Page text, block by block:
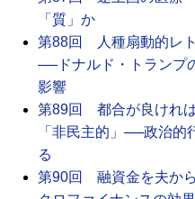
「質」か
第88回 人種扇動的レ
──ドナルド・トランプ
影響
第89回 都合が良けれ
「非民主的」──政治的
る
第90回 融資金を夫か